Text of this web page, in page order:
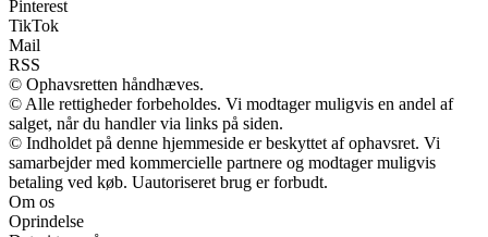
Pinterest
TikTok
Mail
RSS
© Ophavsretten håndhæves.
© Alle rettigheder forbeholdes. Vi modtager muligvis en andel af
salget, når du handler via links på siden.
© Indholdet på denne hjemmeside er beskyttet af ophavsret. Vi
samarbejder med kommercielle partnere og modtager muligvis
betaling ved køb. Uautoriseret brug er forbudt.
Om os
Oprindelse